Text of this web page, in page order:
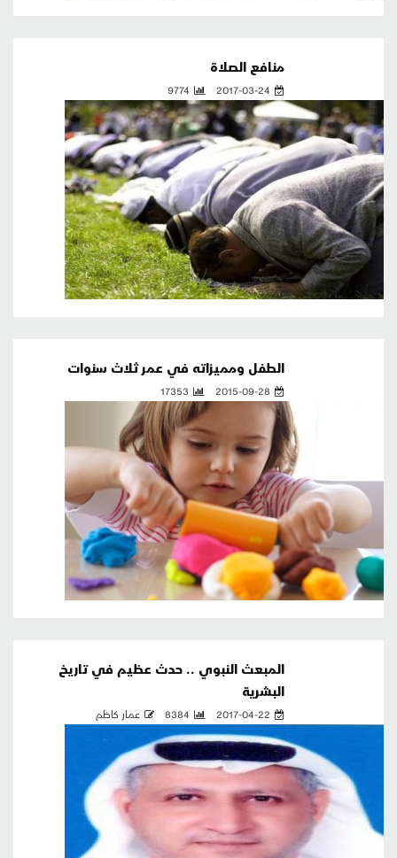
منافع الصلاة
2017-03-24
9774
الطفل ومميزاته في عمر ثلاث سنوات
2015-09-28
17353
المبعث النبوي .. حدث عظيم في تاريخ
البشرية
2017-04-22
8384 عمار كاظم